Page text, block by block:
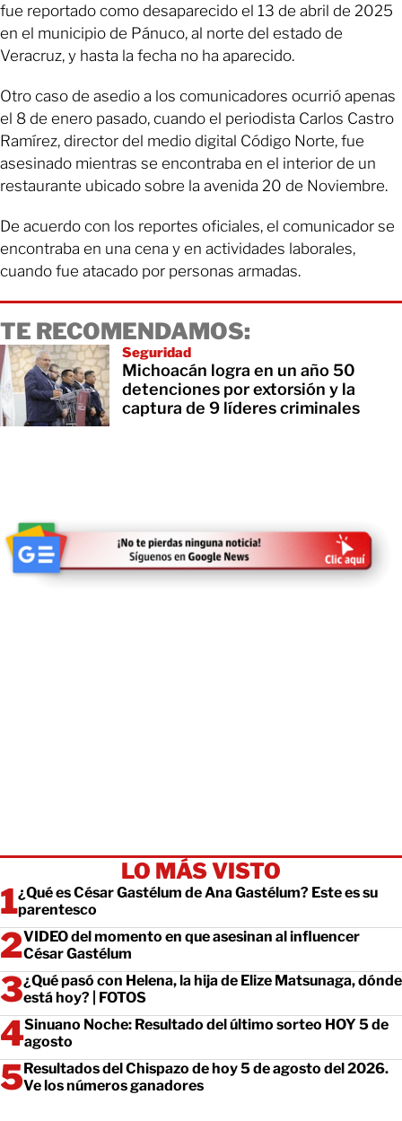
fue reportado como desaparecido el 13 de abril de 2025
en el municipio de Pánuco, al norte del estado de
Veracruz, y hasta la fecha no ha aparecido.
Otro caso de asedio a los comunicadores ocurrió apenas
el 8 de enero pasado, cuando el periodista Carlos Castro
Ramírez, director del medio digital Código Norte, fue
asesinado mientras se encontraba en el interior de un
restaurante ubicado sobre la avenida 20 de Noviembre.
De acuerdo con los reportes oficiales, el comunicador se
encontraba en una cena y en actividades laborales,
cuando fue atacado por personas armadas.
TE RECOMENDAMOS:
Seguridad
Michoacán logra en un año 50
detenciones por extorsión y la
captura de 9 líderes criminales
LO MÁS VISTO
¿Qué es César Gastélum de Ana Gastélum? Este es su
parentesco
VIDEO del momento en que asesinan al influencer
César Gastélum
¿Qué pasó con Helena, la hija de Elize Matsunaga, dónde
está hoy? | FOTOS
Sinuano Noche: Resultado del último sorteo HOY 5 de
agosto
Resultados del Chispazo de hoy 5 de agosto del 2026.
Ve los números ganadores